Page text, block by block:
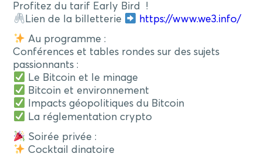
Profitez du tarif Early Bird !
Lien de la billetterie
https://www.we3.info/
Au programme :
Conférences et tables rondes sur des sujets
passionnants :
Le Bitcoin et le minage
Bitcoin et environnement
Impacts géopolitiques du Bitcoin
La réglementation crypto
Soirée privée :
Cocktail dinatoire